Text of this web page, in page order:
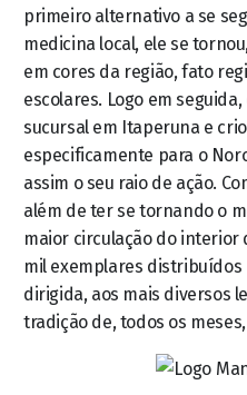
primeiro alternativo a se
medicina local, ele se
em cores da região, fato
escolares. Logo em
sucursal em Itaperuna e
especificamente para o
assim o seu raio de ação.
além de ter se tornando o
maior circulação do interior
mil exemplares
dirigida, aos mais diversos
tradição de, todos os